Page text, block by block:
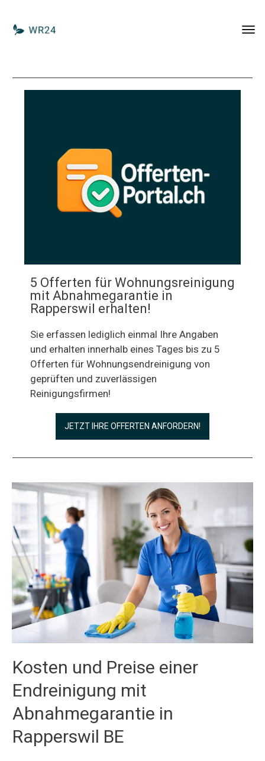
5 Offerten für Wohnungsreinigung
mit Abnahmegarantie in
Rapperswil erhalten!
Sie erfassen lediglich einmal Ihre Angaben
und erhalten innerhalb eines Tages bis zu 5
Offerten für Wohnungsendreinigung von
geprüften und zuverlässigen
Reinigungsfirmen!
JETZT IHRE OFFERTEN ANFORDERN!
Kosten und Preise einer
Endreinigung mit
Abnahmegarantie in
Rapperswil BE